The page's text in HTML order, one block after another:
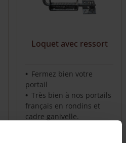
Loquet avec ressort
Fermez bien votre
portail
Très bien à nos portails
français en rondins et
cadre ganivelle.